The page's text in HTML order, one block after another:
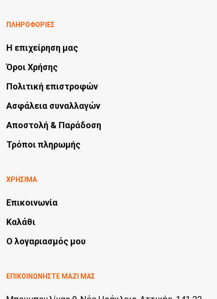
ΠΛΗΡΟΦΟΡΙΕΣ
Η επιχείρηση μας
Όροι Χρήσης
Πολιτική επιστροφών
Ασφάλεια συναλλαγών
Αποστολή & Παράδοση
Τρόποι πληρωμής
ΧΡΗΣΙΜΑ
Επικοινωνία
Καλάθι
Ο λογαριασμός μου
ΕΠΙΚΟΙΝΩΝΗΣΤΕ ΜΑΖΙ ΜΑΣ